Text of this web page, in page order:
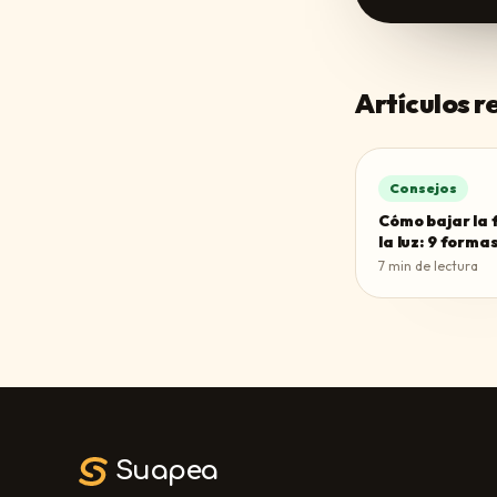
Artículos
Consejos
Cómo bajar
la luz: 9
7 min de lectura
Suapea